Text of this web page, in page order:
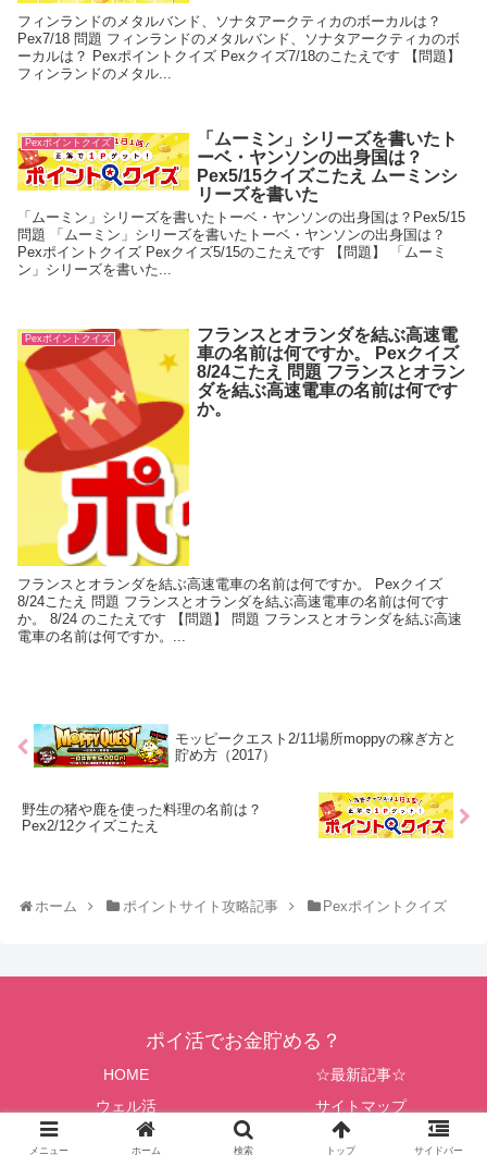
フィンランドのメタルバンド、ソナタアークティカのボーカルは？
Pex7/18 問題 フィンランドのメタルバンド、ソナタアークティカのボ
ーカルは？ Pexポイントクイズ Pexクイズ7/18のこたえです 【問題】
フィンランドのメタル...
Pexポイントクイズ
「ムーミン」シリーズを書いたト
ーベ・ヤンソンの出身国は？
Pex5/15クイズこたえ ムーミンシ
リーズを書いた
「ムーミン」シリーズを書いたトーベ・ヤンソンの出身国は？Pex5/15
問題 「ムーミン」シリーズを書いたトーベ・ヤンソンの出身国は？
Pexポイントクイズ Pexクイズ5/15のこたえです 【問題】 「ムーミ
ン」シリーズを書いた...
Pexポイントクイズ
フランスとオランダを結ぶ高速電
車の名前は何ですか。 Pexクイズ
8/24こたえ 問題 フランスとオラン
ダを結ぶ高速電車の名前は何です
か。
フランスとオランダを結ぶ高速電車の名前は何ですか。 Pexクイズ
8/24こたえ 問題 フランスとオランダを結ぶ高速電車の名前は何です
か。 8/24 のこたえです 【問題】 問題 フランスとオランダを結ぶ高速
電車の名前は何ですか。...
モッピークエスト2/11場所moppyの稼ぎ方と
貯め方（2017）
野生の猪や鹿を使った料理の名前は？
Pex2/12クイズこたえ
ホーム ポイントサイト攻略記事 Pexポイントクイズ
ポイ活でお金貯める？
HOME
☆最新記事☆
ウェル活
サイトマップ
© 2014 ポイ活でお金貯める？.
メニュー ホーム 検索 トップ サイドバー